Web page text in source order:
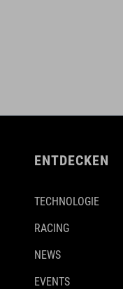
ENTDECKEN
TECHNOLOGIE
RACING
NEWS
EVENTS